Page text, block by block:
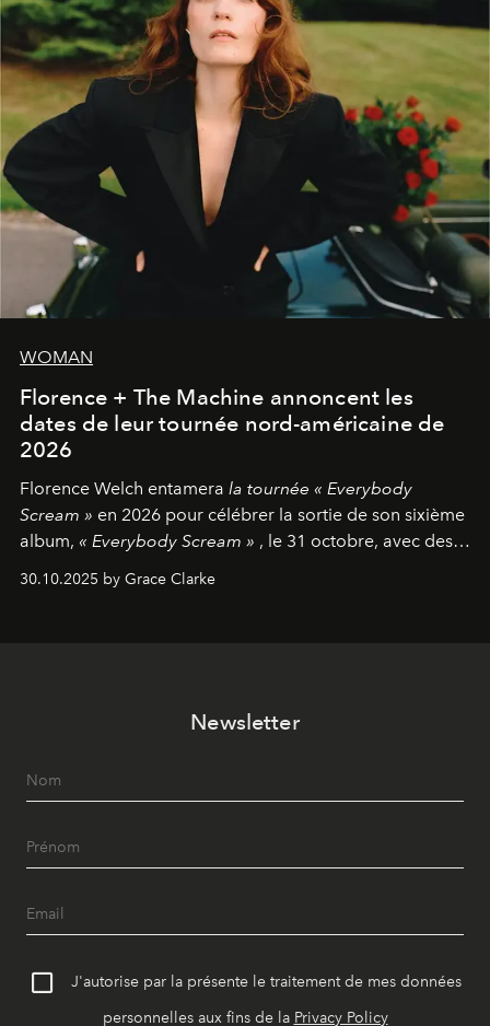
WOMAN
Florence + The Machine annoncent les
dates de leur tournée nord-américaine de
2026
Florence Welch entamera la tournée « Everybody
Scream » en 2026 pour célébrer la sortie de son sixième
album, « Everybody Scream » , le 31 octobre, avec des
dates nord-américaines débutant en avril prochain.
30.10.2025 by Grace Clarke
Newsletter
J'autorise par la présente le traitement de mes données
personnelles aux fins de la Privacy Policy